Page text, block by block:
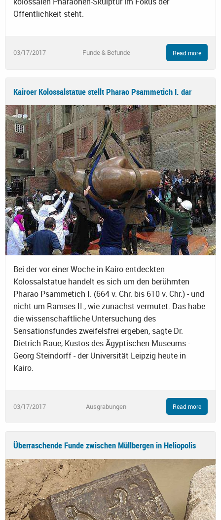
Öffentlichkeit steht.
03/17/2017 Funde & Befunde Read more
Kairoer Kolossalstatue stellt Pharao Psammetich I. dar
Bei der vor einer Woche in Kairo entdeckten
Kolossalstatue handelt es sich um den berühmten
Pharao Psammetich I. (664 v. Chr. bis 610 v. Chr.) - und
nicht um Ramses II., wie zunächst vermutet. Das habe
die wissenschaftliche Untersuchung des
Sensationsfundes zweifelsfrei ergeben, sagte Dr.
Dietrich Raue, Kustos des Ägyptischen Museums -
Georg Steindorff - der Universität Leipzig heute in
Kairo.
03/17/2017 Ausgrabungen Read more
Überraschende Funde zwischen Müllbergen in Heliopolis